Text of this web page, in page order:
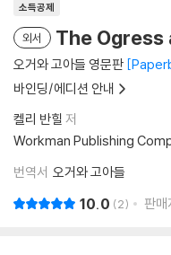
소득공제
외서 The Ogress
오거와 고아들 영문판
바인딩/에디션 안내
켈리 반힐 저
Workman Publishing
번역서 오거와 고아들
10.0 2 판매